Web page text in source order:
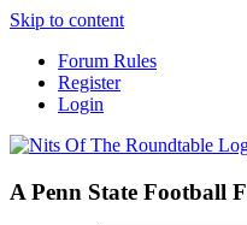
Skip to content
Forum Rules
Register
Login
A Penn State Football